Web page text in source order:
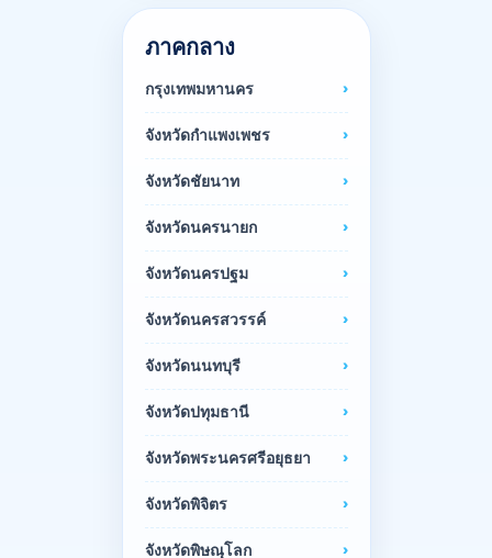
ภาคกลาง
กรุงเทพมหานคร
จังหวัดกำแพงเพชร
จังหวัดชัยนาท
จังหวัดนครนายก
จังหวัดนครปฐม
จังหวัดนครสวรรค์
จังหวัดนนทบุรี
จังหวัดปทุมธานี
จังหวัดพระนครศรีอยุธยา
จังหวัดพิจิตร
จังหวัดพิษณุโลก